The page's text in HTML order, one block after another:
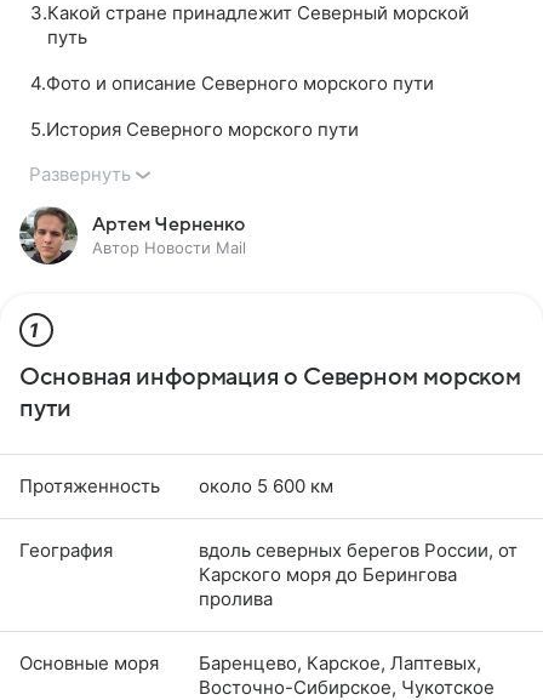
3.Какой стране принадлежит Северный морской
путь
4.Фото и описание Северного морского пути
5.История Северного морского пути
Развернуть
Артем Черненко
Автор Новости Mail
1
Основная информация о Северном морском
пути
Протяженность около 5 600 км
География
вдоль северных берегов России, от
Карского моря до Берингова
пролива
Основные моря
Баренцево, Карское, Лаптевых,
Восточно-Сибирское, Чукотское